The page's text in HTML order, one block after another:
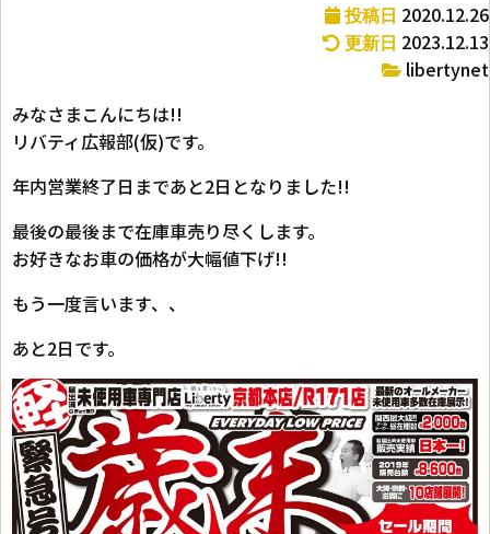
投稿日 2020.12.26
更新日 2023.12.13
libertynet
みなさまこんにちは!!
リバティ広報部(仮)です。
年内営業終了日まであと2日となりました!!
最後の最後まで在庫車売り尽くします。
お好きなお車の価格が大幅値下げ!!
もう一度言います、、
あと2日です。